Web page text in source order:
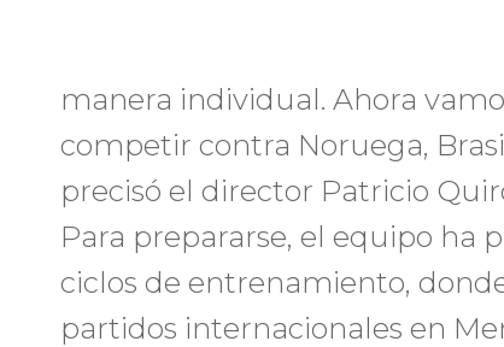
manera individual. Ahora
competir contra Noruega,
precisó el director Patricio
Para prepararse, el equipo ha
ciclos de entrenamiento,
partidos internacionales en